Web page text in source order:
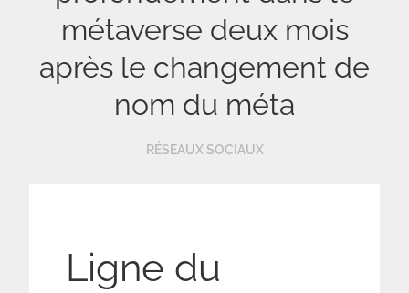
métaverse deux mois
après le changement de
nom du méta
RÉSEAUX SOCIAUX
Ligne du